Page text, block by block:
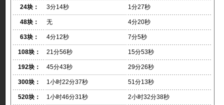
24块： 3分14秒 1分27秒
48块： 无 4分20秒
63块： 4分12秒 7分5秒
108块： 21分56秒 15分53秒
192块： 45分43秒 29分26秒
300块： 1小时22分37秒 51分13秒
520块： 1小时46分31秒 2小时32分38秒